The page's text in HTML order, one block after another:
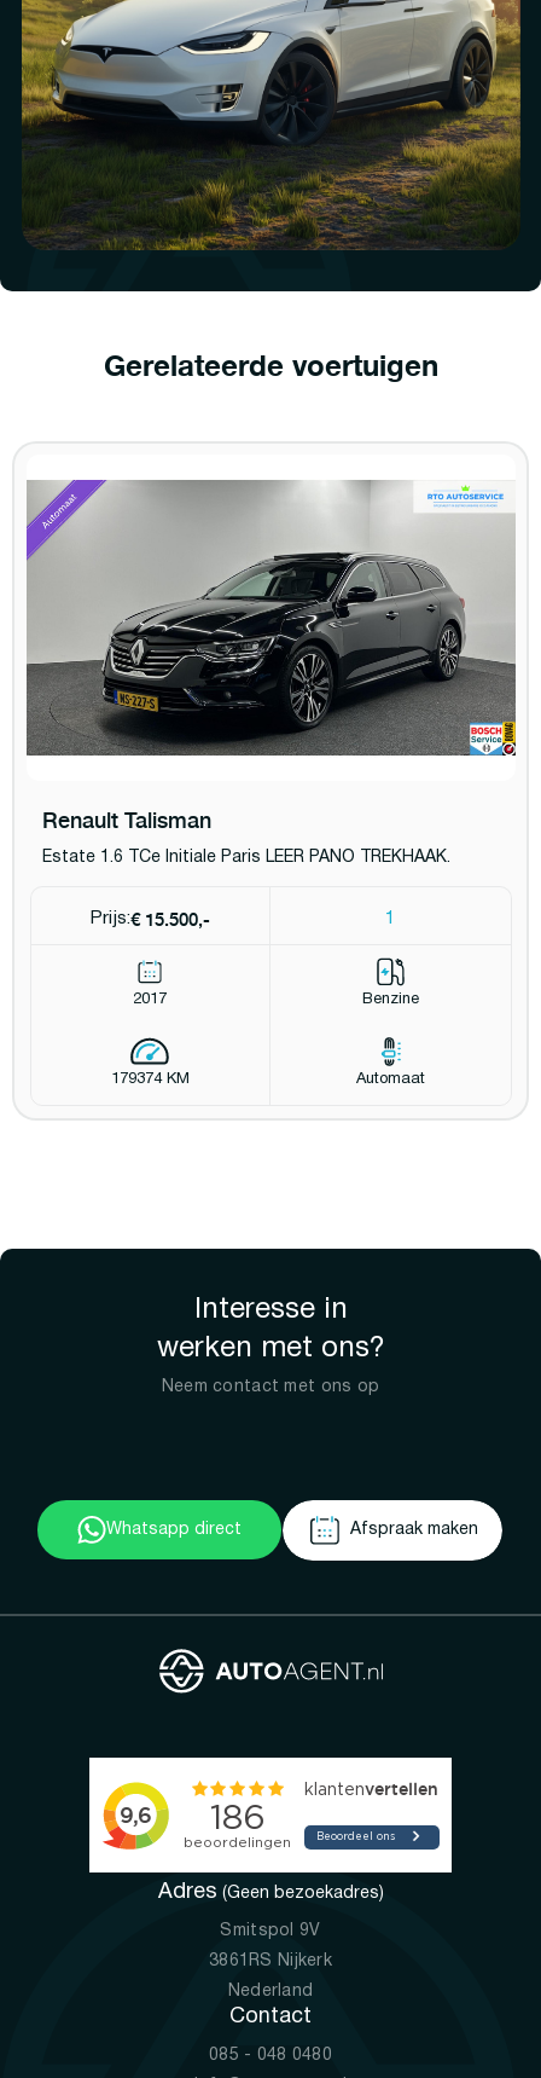
Gerelateerde voertuigen
Renault Talisman
Estate 1.6 TCe Initiale Paris LEER PANO TREKHAAK.
Prijs:€ 15.500,- 1
2017 Benzine
179374 KM Automaat
Interesse in
werken met ons?
Neem contact met ons op
Whatsapp direct Afspraak maken
Adres (Geen bezoekadres)
Smitspol 9V
3861RS Nijkerk
Nederland
Contact
085 - 048 0480